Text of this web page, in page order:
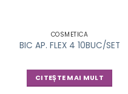
COSMETICA
BIC AP. FLEX 4 10BUC/SET
CITEȘTE MAI MULT